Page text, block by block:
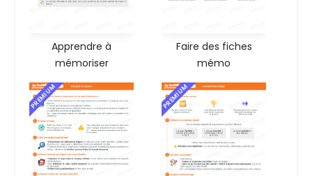
Apprendre à
mémoriser
Faire des fiches
mémo
PREMIUM PREMIUM